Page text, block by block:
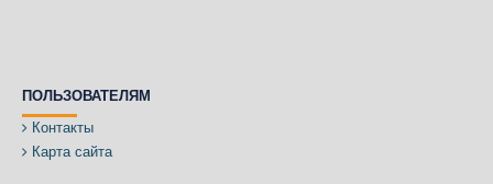
ПОЛЬЗОВАТЕЛЯМ
Контакты
Карта сайта